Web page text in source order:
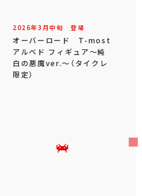
2026年3 月中旬 登場
オーバーロード T-most
アルベド フィギュア～純
白の悪魔ver.～（タイクレ
限定）